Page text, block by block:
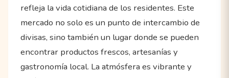
refleja la vida cotidiana de los residentes. Este
mercado no solo es un punto de intercambio de
divisas, sino también un lugar donde se pueden
encontrar productos frescos, artesanías y
gastronomía local. La atmósfera es vibrante y